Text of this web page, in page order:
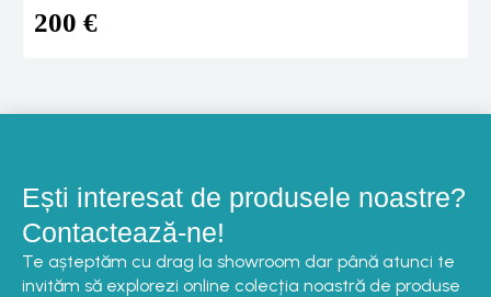
200 €
Ești interesat de produsele noastre?
Contactează-ne!
Te așteptăm cu drag la showroom dar până atunci te
invităm să explorezi online colecția noastră de produse